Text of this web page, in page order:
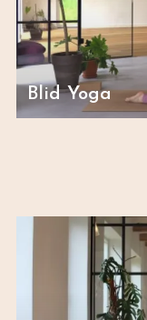
Blid Yoga